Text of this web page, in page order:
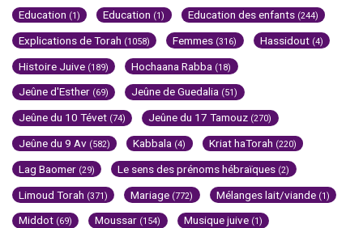
Education (1) Education (1) Education des enfants (244)
Explications de Torah (1058) Femmes (316) Hassidout (4)
Histoire Juive (189) Hochaana Rabba (18)
Jeûne d'Esther (69) Jeûne de Guedalia (51)
Jeûne du 10 Tévet (74) Jeûne du 17 Tamouz (270)
Jeûne du 9 Av (582) Kabbala (4) Kriat haTorah (220)
Lag Baomer (29) Le sens des prénoms hébraïques (2)
Limoud Torah (371) Mariage (772) Mélanges lait/viande (1)
Middot (69) Moussar (154) Musique juive (1)